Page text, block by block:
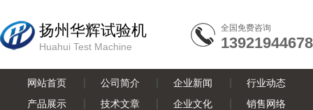
扬州华辉试验机
Huahui Test Machine
全国免费咨询
13921944678
网站首页 公司简介 企业新闻
行业动态
产品展示
技术文章 企业文化
销售网络